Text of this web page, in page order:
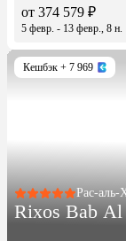
от 374 579 ₽
5 февр. - 13 февр., 8 н.
Кешбэк + 7 969
Рас-
Rixos Bab Al